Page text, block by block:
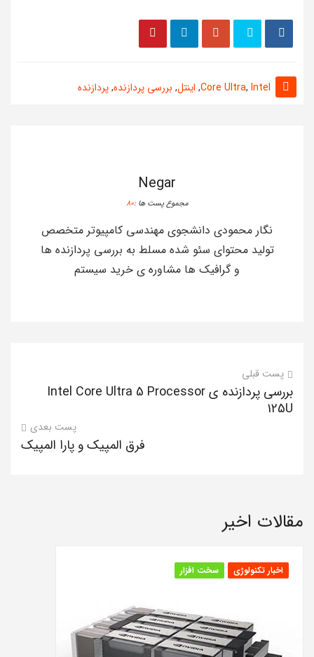
Core Ultra, Intel
, اینتل, بررسی پردازنده,پردازنده
Negar
مجموع پست ها :80
نگار محمودی دانشجوی مهندسی کامپیوتر متخصص
تولید محتوای سئو شده مسلط به بررسی پردازنده ها
و گرافیک ها مشاوره ی خرید سیستم
پست قبلی
بررسی پردازنده ی Intel Core Ultra 5 Processor
125U
پست بعدی
فرق المپیک و پارا المپیک
مقالات اخیر
اخبار تکنولوژی سخت افزار